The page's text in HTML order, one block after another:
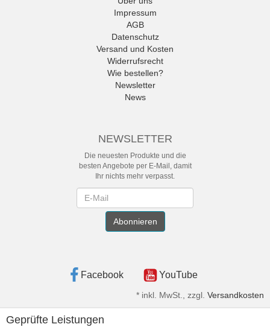
Impressum
AGB
Datenschutz
Versand und Kosten
Widerrufsrecht
Wie bestellen?
Newsletter
News
NEWSLETTER
Die neuesten Produkte und die
besten Angebote per E-Mail, damit
Ihr nichts mehr verpasst.
Abonnieren
Facebook YouTube
* inkl. MwSt., zzgl. Versandkosten
Geprüfte Leistungen